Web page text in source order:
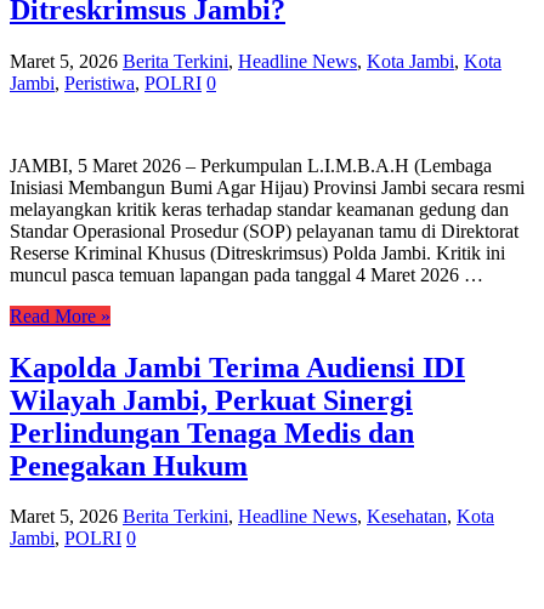
Ditreskrimsus Jambi?
Maret 5, 2026 Berita Terkini, Headline News, Kota Jambi, Kota
Jambi, Peristiwa, POLRI 0
JAMBI, 5 Maret 2026 – Perkumpulan L.I.M.B.A.H (Lembaga
Inisiasi Membangun Bumi Agar Hijau) Provinsi Jambi secara resmi
melayangkan kritik keras terhadap standar keamanan gedung dan
Standar Operasional Prosedur (SOP) pelayanan tamu di Direktorat
Reserse Kriminal Khusus (Ditreskrimsus) Polda Jambi. Kritik ini
muncul pasca temuan lapangan pada tanggal 4 Maret 2026 …
Read More »
Kapolda Jambi Terima Audiensi IDI
Wilayah Jambi, Perkuat Sinergi
Perlindungan Tenaga Medis dan
Penegakan Hukum
Maret 5, 2026 Berita Terkini, Headline News, Kesehatan, Kota
Jambi, POLRI 0